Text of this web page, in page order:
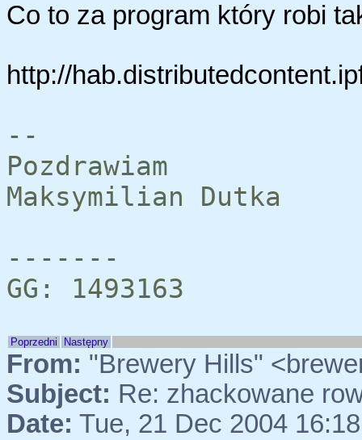
Co to za program który robi
http://
--
Pozdrawiam
Maksymilian Dutka
-------
GG: 1493163
Poprzedni Następny
From: "Brewery Hills"
Subject: Re: zhackowane
Date: Tue, 21 Dec 2004